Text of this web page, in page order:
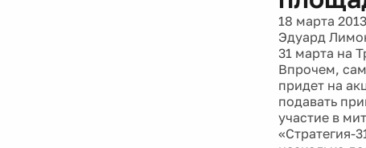
18 марта 2013
Эдуард
31 марта на
Впрочем,
придет на
подавать
участие в
«Стратегия-